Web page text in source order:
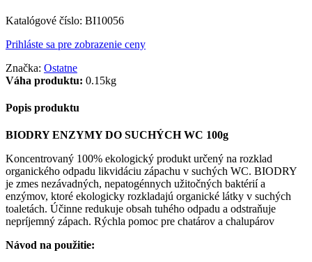
Katalógové číslo: BI10056
Prihláste sa pre zobrazenie ceny
Značka: Ostatne
Váha produktu: 0.15kg
Popis produktu
BIODRY ENZYMY DO SUCHÝCH WC 100g
Koncentrovaný 100% ekologický produkt určený na rozklad
organického odpadu likvidáciu zápachu v suchých WC. BIODRY
je zmes nezávadných, nepatogénnych užitočných baktérií a
enzýmov, ktoré ekologicky rozkladajú organické látky v suchých
toaletách. Účinne redukuje obsah tuhého odpadu a odstraňuje
nepríjemný zápach. Rýchla pomoc pre chatárov a chalupárov
Návod na použitie: